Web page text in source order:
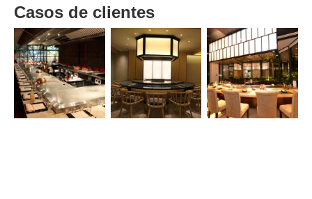
Casos de clientes